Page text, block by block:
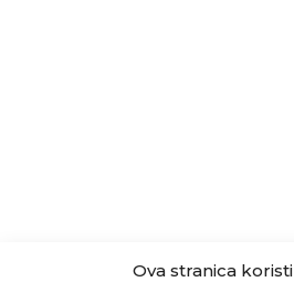
Ova stranica koristi